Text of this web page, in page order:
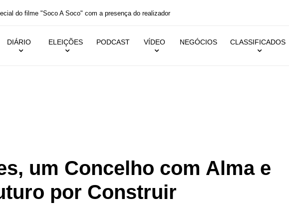
do filme "Soco A Soco" com a presença do realizador
DIÁRIO ELEIÇÕES PODCAST VÍDEO NEGÓCIOS CLASSIFICADOS
um Concelho com Alma e
por Construir